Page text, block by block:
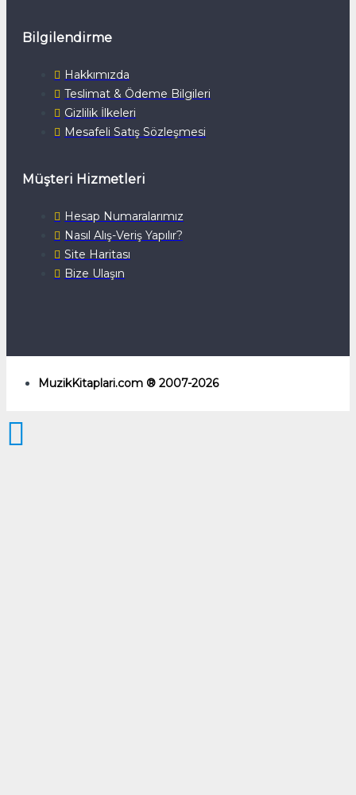
Bilgilendirme
Hakkımızda
Teslimat & Ödeme Bilgileri
Gizlilik İlkeleri
Mesafeli Satış Sözleşmesi
Müşteri Hizmetleri
Hesap Numaralarımız
Nasıl Alış-Veriş Yapılır?
Site Haritası
Bize Ulaşın
MuzikKitaplari.com ® 2007-2026